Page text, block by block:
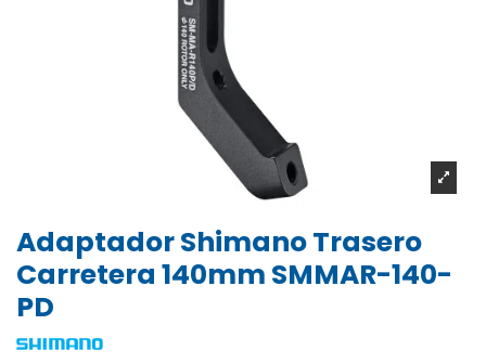
Adaptador Shimano Trasero
Carretera 140mm SMMAR-140-
PD